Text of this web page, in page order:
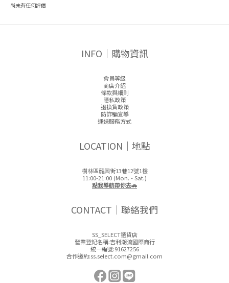
尚未有任何評價
INFO｜購物資訊
會員等級
商店介紹
條款與細則
隱私政策
退換貨政策
防詐騙宣導
運送服務方式
LOCATION｜地點
樹林區龍興街13巷12號1樓
11:00-21:00 (Mon. - Sat.)
點我導航帶你去🚗
CONTACT｜聯絡我們
SS_SELECT選貨店
營業登記名稱:吉利潮流國際商行
統一編號:91627256
合作邀約:ss.select.com@gmail.com